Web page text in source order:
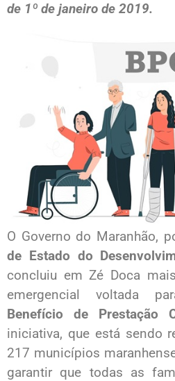
de 1º de janeiro de 2019.
O Governo do Maranhão,
de Estado do
concluiu em Zé Doca
emergencial voltada
Benefício de Prestação
iniciativa, que está sendo
217 municípios
garantir que todas as